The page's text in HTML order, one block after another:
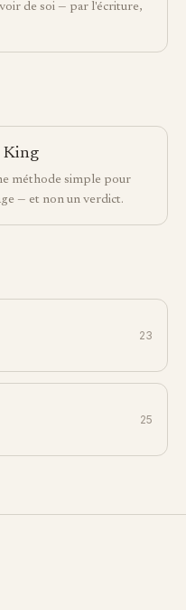
de soi — par l'écriture,
King
méthode simple pour
— et non un verdict.
23
25